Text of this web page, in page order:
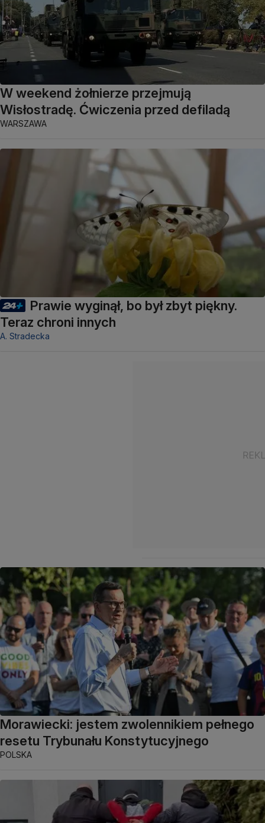
W weekend żołnierze przejmują
Wisłostradę. Ćwiczenia przed defiladą
WARSZAWA
Prawie wyginął, bo był zbyt piękny.
Teraz chroni innych
A. Stradecka
Morawiecki: jestem zwolennikiem pełnego
resetu Trybunału Konstytucyjnego
POLSKA